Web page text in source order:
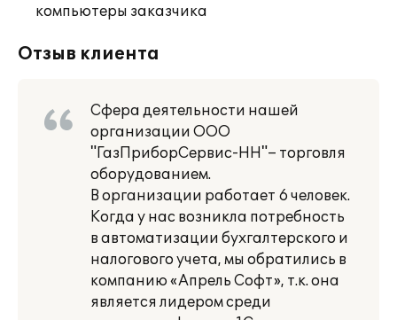
компьютеры заказчика
Отзыв клиента
Сфера деятельности нашей
организации ООО
"ГазПриборСервис-НН"– торговля
оборудованием.
В организации работает 6 человек.
Когда у нас возникла потребность
в автоматизации бухгалтерского и
налогового учета, мы обратились в
компанию «Апрель Софт», т.к. она
является лидером среди